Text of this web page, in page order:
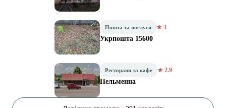
Пошта та послуги ★ 3
Укрпошта 15600
Ресторани та кафе ★ 2.9
Пельменна